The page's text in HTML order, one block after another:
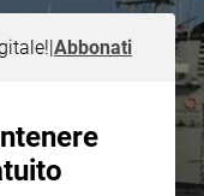
|Abbonati